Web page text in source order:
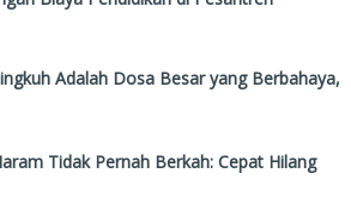
Adalah Dosa Besar yang Berbahaya,
Tidak Pernah Berkah: Cepat Hilang